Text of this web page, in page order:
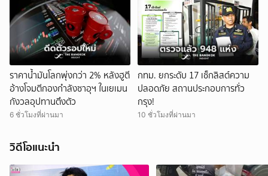
ราคาน้ำมันโลกพุ่งกว่า 2% หลังฮูตี
อ้างโจมตีกองกำลังซาอุฯ ในเยเมน
กังวลอุปทานตึงตัว
6 ชั่วโมงที่ผ่านมา
กทม. ยกระดับ 17 เช็กลิสต์ความ
ปลอดภัย สถานประกอบการทั่ว
กรุง!
10 ชั่วโมงที่ผ่านมา
วิดีโอแนะนำ